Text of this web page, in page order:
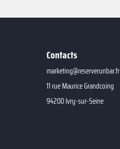
Contacts
marketing@reserverunbar.fr
11 rue Maurice Grandcoing
94200 Ivry-sur-Seine